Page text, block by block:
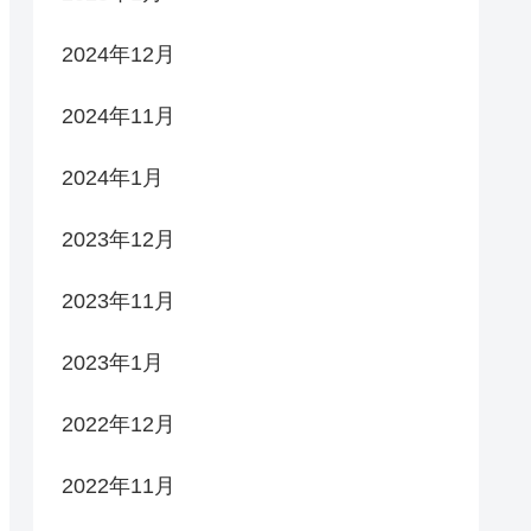
2024年12月
2024年11月
2024年1月
2023年12月
2023年11月
2023年1月
2022年12月
2022年11月